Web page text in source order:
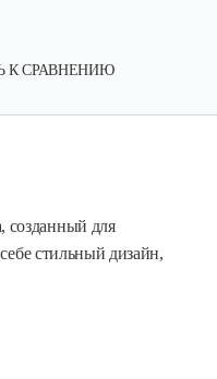
К СРАВНЕНИЮ
созданный для
стильный дизайн,